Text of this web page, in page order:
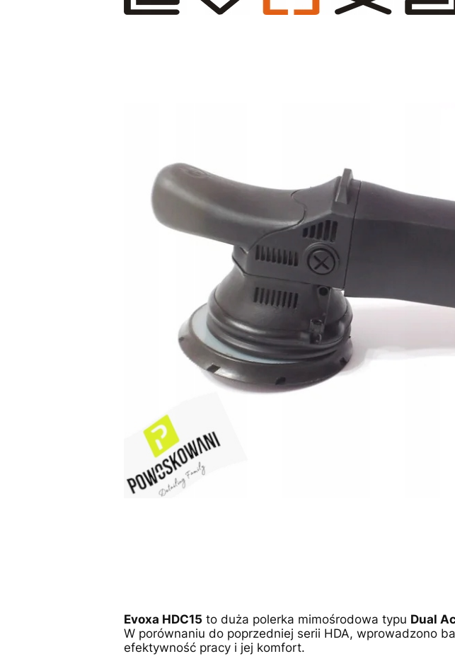
Evoxa HDC15 to duża polerka mimośrodowa typu Dual
W porównaniu do poprzedniej serii HDA, wprowadzono
efektywność pracy i jej komfort.